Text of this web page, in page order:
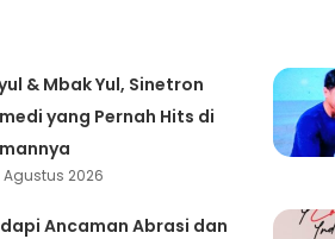
& Mbak Yul, Sinetron
yang Pernah Hits di
Agustus 2026
Ancaman Abrasi dan